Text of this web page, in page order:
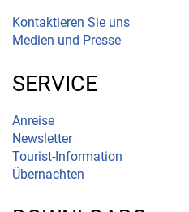
Kontaktieren Sie uns
Medien und Presse
SERVICE
Anreise
Newsletter
Tourist-Information
Übernachten